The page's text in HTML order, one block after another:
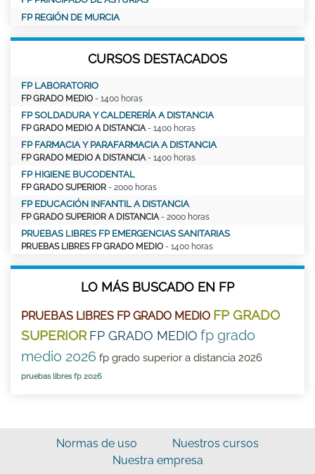
FP REGIÓN DE MURCIA
CURSOS DESTACADOS
FP LABORATORIO
FP GRADO MEDIO - 1400 horas
FP SOLDADURA Y CALDERERÍA A DISTANCIA
FP GRADO MEDIO A DISTANCIA - 1400 horas
FP FARMACIA Y PARAFARMACIA A DISTANCIA
FP GRADO MEDIO A DISTANCIA - 1400 horas
FP HIGIENE BUCODENTAL
FP GRADO SUPERIOR - 2000 horas
FP EDUCACIÓN INFANTIL A DISTANCIA
FP GRADO SUPERIOR A DISTANCIA - 2000 horas
PRUEBAS LIBRES FP EMERGENCIAS SANITARIAS
PRUEBAS LIBRES FP GRADO MEDIO - 1400 horas
LO MÁS BUSCADO EN FP
PRUEBAS LIBRES FP GRADO MEDIO FP GRADO
SUPERIOR FP GRADO MEDIO fp grado
medio 2026 fp grado superior a distancia 2026
pruebas libres fp 2026
Normas de uso
Nuestros cursos
Nuestra empresa